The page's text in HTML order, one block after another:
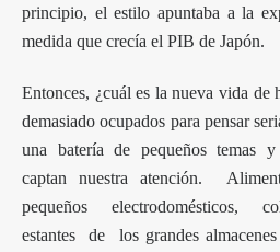
principio, el estilo apuntaba a la
medida que crecía el PIB de Japón.
Entonces, ¿cuál es la nueva vida de
demasiado ocupados para pensar
una batería de pequeños temas
captan nuestra atención.
pequeños electrodomésticos,
estantes de los grandes